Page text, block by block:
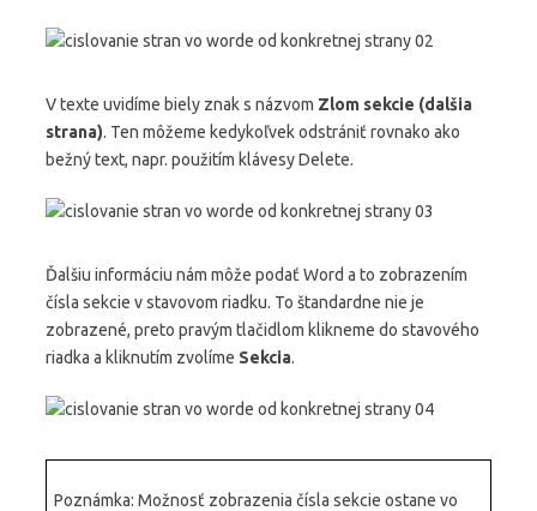
V texte uvidíme biely znak s názvom Zlom sekcie (dalšia
strana). Ten môžeme kedykoľvek odstrániť rovnako ako
bežný text, napr. použitím klávesy Delete.
Ďalšiu informáciu nám môže podať Word a to zobrazením
čísla sekcie v stavovom riadku. To štandardne nie je
zobrazené, preto pravým tlačidlom klikneme do stavového
riadka a kliknutím zvolíme Sekcia.
Poznámka: Možnosť zobrazenia čísla sekcie ostane vo